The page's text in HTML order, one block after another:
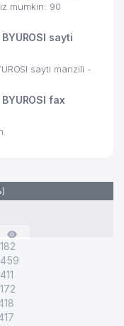
mumkin: 90
BYUROSI sayti
sayti manzili -
fax